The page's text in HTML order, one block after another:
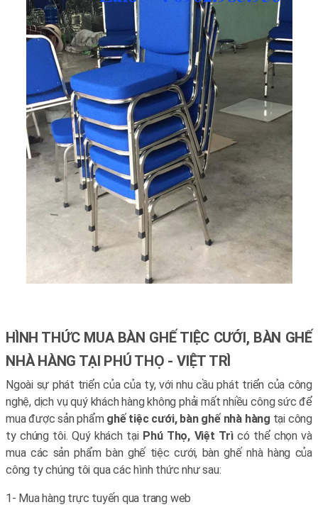
HÌNH THỨC MUA BÀN GHẾ TIỆC CƯỚI, BÀN GHẾ
NHÀ HÀNG TẠI PHÚ THỌ - VIỆT TRÌ
Ngoài sự phát triển của của ty, với nhu cầu phát triển của công
nghệ, dịch vụ quý khách hàng không phải mất nhiều công sức để
mua được sản phẩm ghế tiệc cưới, bàn ghế nhà hàng tại công
ty chúng tôi. Quý khách tại Phú Thọ, Việt Trì có thể chọn và
mua các sản phẩm bàn ghế tiệc cưới, bàn ghế nhà hàng của
công ty chúng tôi qua các hình thức như sau:
1- Mua hàng trực tuyến qua trang web